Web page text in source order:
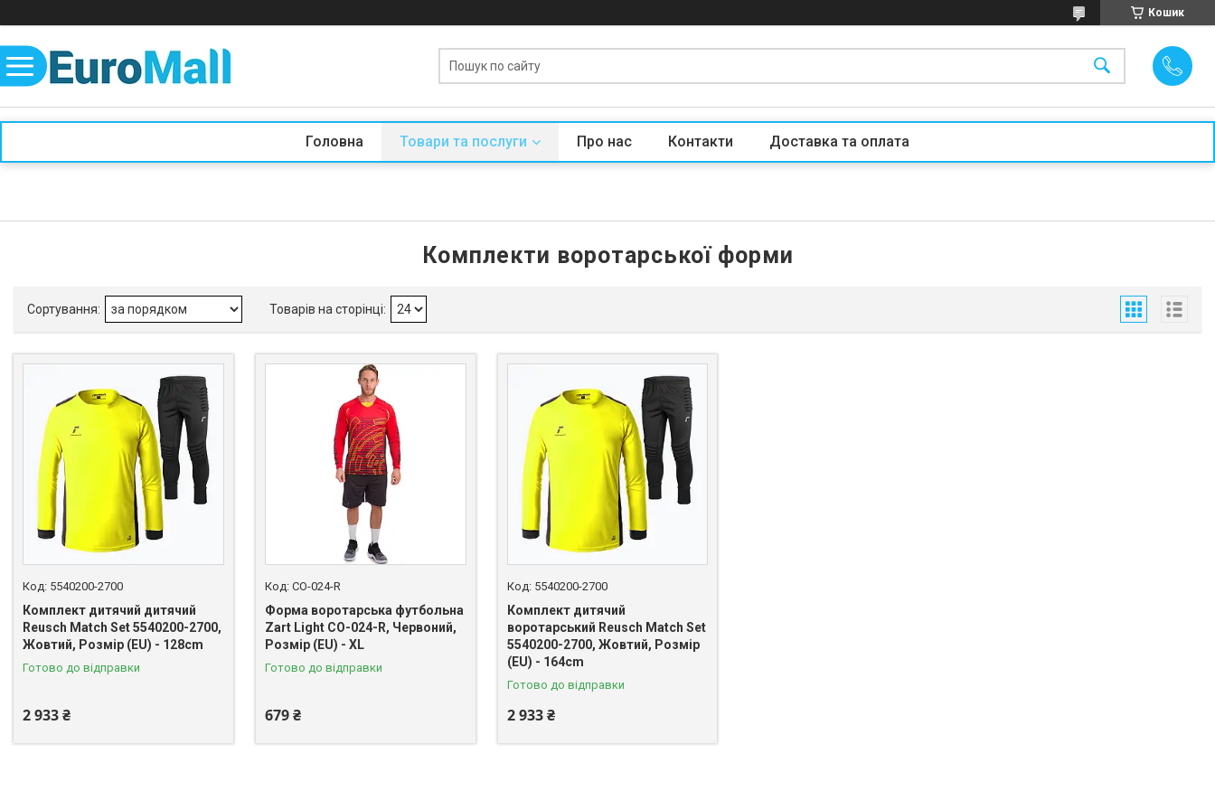
Кошик
Головна Товари та послуги Про нас Контакти Доставка та оплата
Комплекти воротарської форми
5540200-2700
Комплект дитячий дитячий
Reusch Match Set 5540200-2700,
Жовтий, Розмір (EU) - 128cm
Готово до відправки
2 933 ₴
CO-024-R
Форма воротарська футбольна
Zart Light CO-024-R, Червоний,
Розмір (EU) - XL
Готово до відправки
679 ₴
5540200-2700
Комплект дитячий
воротарський Reusch Match Set
5540200-2700, Жовтий, Розмір
(EU) - 164cm
Готово до відправки
2 933 ₴